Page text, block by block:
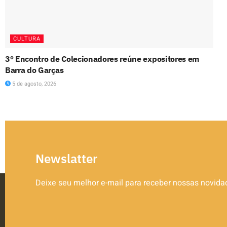
CULTURA
3º Encontro de Colecionadores reúne expositores em
Barra do Garças
5 de agosto, 2026
Newslatter
Deixe seu melhor e-mail para receber nossas